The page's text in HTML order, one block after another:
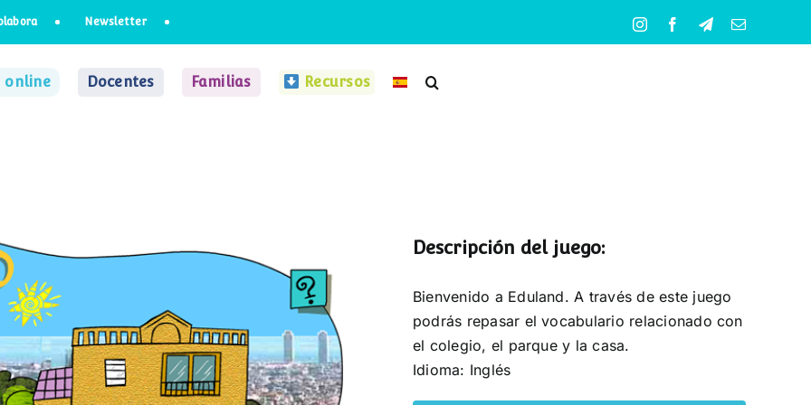
Newsletter InstagramFacebookTelegramCorreo
online Docentes Familias Recursos
Descripción del juego:
Bienvenido a Eduland. A través de este juego
podrás repasar el vocabulario relacionado con
el colegio, el parque y la casa.
Idioma: Inglés